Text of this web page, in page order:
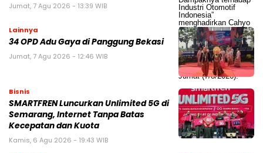
Jumat, 7 Agu 2026 - 13:39 WIB
Lainnya
34 OPD Adu Gaya di Panggung Bekasi
Jumat, 7 Agu 2026 - 12:46 WIB
Bisnis
SMARTFREN Luncurkan Unlimited 5G di
Semarang, Internet Tanpa Batas
Kecepatan dan Kuota
Kamis, 6 Agu 2026 - 19:43 WIB